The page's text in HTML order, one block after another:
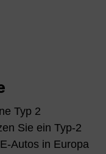
Typ 2
Sie ein Typ-2
Autos in Europa